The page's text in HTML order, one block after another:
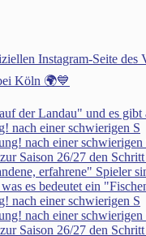
Instagram-Seite
Köln 🌍💙
der Landau" und es gibt
nach einer schwierigen S
nach einer schwierigen S